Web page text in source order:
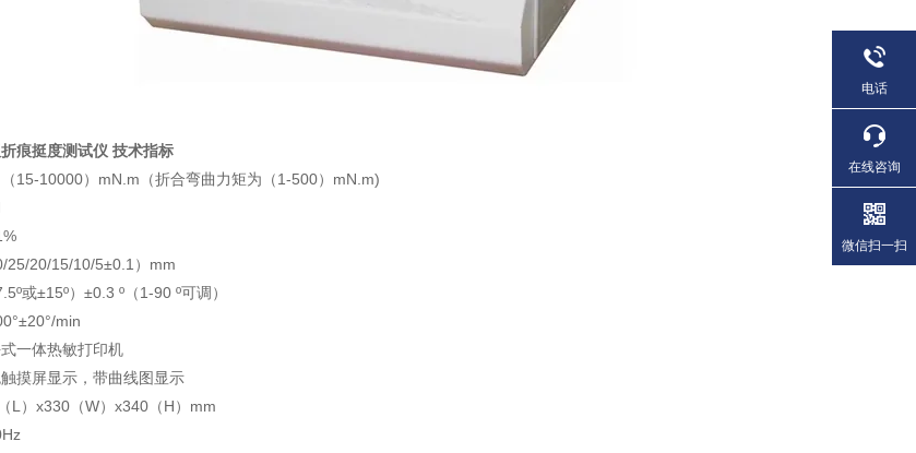
痕挺度测试仪 技术指标
15-10000）mN.m（折合弯曲力矩为（1-500）mN.m)
25/20/15/10/5±0.1）mm
或±15º）±0.3 º（1-90 º可调）
min
一体热敏打印机
摸屏显示，带曲线图显示
L）x330（W）x340（H）mm
电话
在线咨询
微信扫一扫